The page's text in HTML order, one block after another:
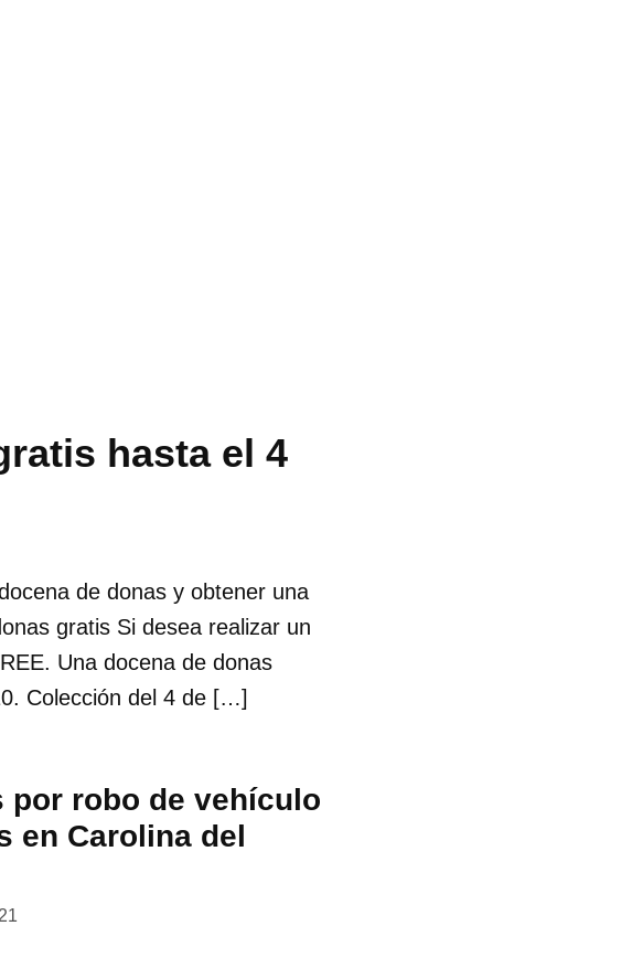
hasta el 4
de donas y obtener una
gratis Si desea realizar un
Una docena de donas
Colección del 4 de […]
por robo de vehículo
en Carolina del